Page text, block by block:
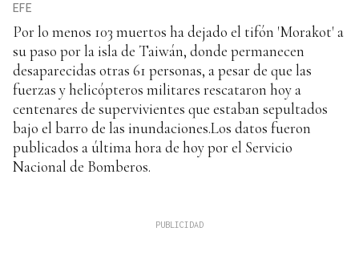
EFE
Por lo menos 103 muertos ha dejado el tifón 'Morakot' a
su paso por la isla de Taiwán, donde permanecen
desaparecidas otras 61 personas, a pesar de que las
fuerzas y helicópteros militares rescataron hoy a
centenares de supervivientes que estaban sepultados
bajo el barro de las inundaciones.Los datos fueron
publicados a última hora de hoy por el Servicio
Nacional de Bomberos.